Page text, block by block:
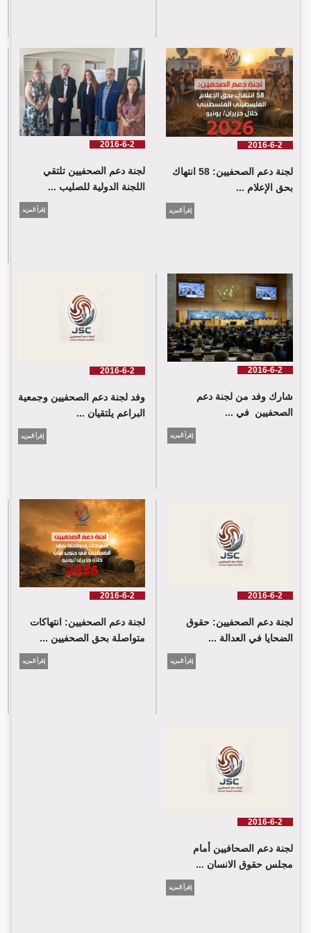
لجنة دعم الصحفيين: 58 انتهاك بحق الإعلام الفلسطيني خلال حزيران/
يونيو 2026
لجنة دعم الصحفيين تلتقي اللجنة الدولية للصليب الأحمر في جنيف
اللجنة كلمة باسم جمعية البراعم للعمل الاجتماعي
2016-6-2
لجنة دعم الصحفيين: 58 انتهاك
بحق الإعلام ...
إقرأ المزيد
2016-6-2
لجنة دعم الصحفيين تلتقي
اللجنة الدولية للصليب ...
إقرأ المزيد
2016-6-2
شارك وفد من لجنة دعم
الصحفيين في ...
إقرأ المزيد
2016-6-2
وفد لجنة دعم الصحفيين وجمعية
البراعم يلتقيان ...
إقرأ المزيد
2016-6-2
لجنة دعم الصحفيين: حقوق
الضحايا في العدالة ...
إقرأ المزيد
2016-6-2
لجنة دعم الصحفيين: انتهاكات
متواصلة بحق الصحفيين ...
إقرأ المزيد
2016-6-2
لجنة دعم الصحافيين أمام
مجلس حقوق الانسان ...
إقرأ المزيد